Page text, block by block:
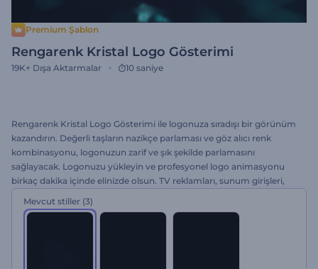
Premium Şablon
Rengarenk Kristal Logo Gösterimi
19K+ Dışa Aktarmalar 10 saniye
Rengarenk Kristal Logo Gösterimi ile logonuza sıradışı bir görünüm
kazandırın. Değerli taşların nazikçe parlaması ve göz alıcı renk
kombinasyonu, logonuzun zarif ve şık şekilde parlamasını
sağlayacak. Logonuzu yükleyin ve profesyonel logo animasyonu
birkaç dakika içinde elinizde olsun. TV reklamları, sunum girişleri,
ücretsiz olarak hemen deneyin!
Mevcut stiller (3)